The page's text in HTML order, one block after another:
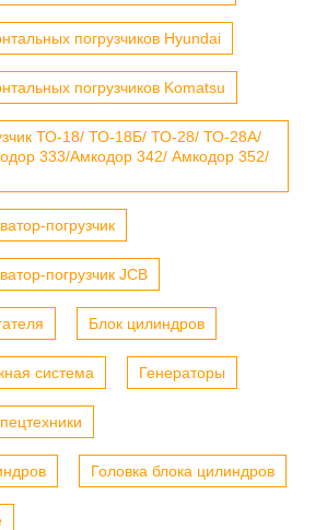
погрузчиков Hyundai
погрузчиков Komatsu
ТО-18/ ТО-18Б/ ТО-28/ ТО-28А/
333/Амкодор 342/ Амкодор 352/
погрузчик
погрузчик JCB
Блок цилиндров
система Генераторы
Головка блока цилиндров